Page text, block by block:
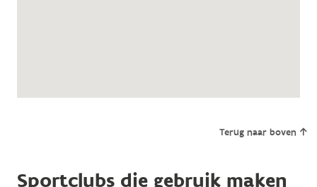
Terug naar boven
Sportclubs die gebruik maken